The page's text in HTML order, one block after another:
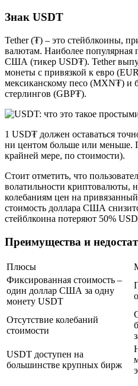
Знак USDT
Tether (₮) – это стейблкоины,
валютам. Наиболее популярная
США (тикер USD₮). Tether
монеты с привязкой к евро
мексиканскому песо (MXN₮) и
стерлингов (GBP₮).
1 USD₮ должен оставаться
ни центом больше или меньше.
крайней мере, по стоимости).
Стоит отметить, что
волатильности криптовалюты,
колебаниям цен на
стоимость доллара США
стейблкоина потеряют 50%
Преимущества и
Плюсы
Фиксированная стоимость –
один доллар США за одну
монету USDT
Отсутствие колебаний
стоимости
USDT доступен на
большинстве крупных бирж